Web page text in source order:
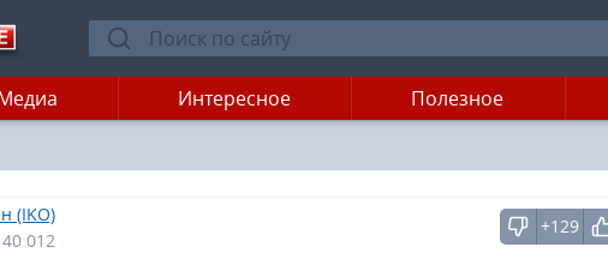
Интересное Полезное
(IKO)
40 012
+129